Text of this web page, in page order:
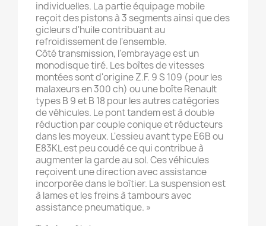
individuelles. La partie équipage mobile
reçoit des pistons à 3 segments ainsi que des
gicleurs d'huile contribuant au
refroidissement de l'ensemble.
Côté transmission, l'embrayage est un
monodisque tiré. Les boîtes de vitesses
montées sont d'origine Z.F. 9 S 109 (pour les
malaxeurs en 300 ch) ou une boîte Renault
types B 9 et B 18 pour les autres catégories
de véhicules. Le pont tandem est à double
réduction par couple conique et réducteurs
dans les moyeux. L'essieu avant type E6B ou
E83KL est peu coudé ce qui contribue à
augmenter la garde au sol. Ces véhicules
reçoivent une direction avec assistance
incorporée dans le boîtier. La suspension est
à lames et les freins à tambours avec
assistance pneumatique. »